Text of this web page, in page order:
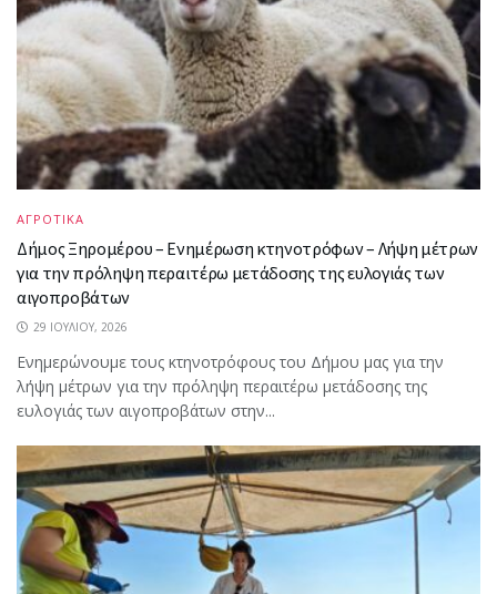
ΑΓΡΟΤΙΚΑ
Δήμος Ξηρομέρου – Ενημέρωση κτηνοτρόφων – Λήψη μέτρων
για την πρόληψη περαιτέρω μετάδοσης της ευλογιάς των
αιγοπροβάτων
29 ΙΟΥΛΊΟΥ, 2026
Ενημερώνουμε τους κτηνοτρόφους του Δήμου μας για την
λήψη μέτρων για την πρόληψη περαιτέρω μετάδοσης της
ευλογιάς των αιγοπροβάτων στην...